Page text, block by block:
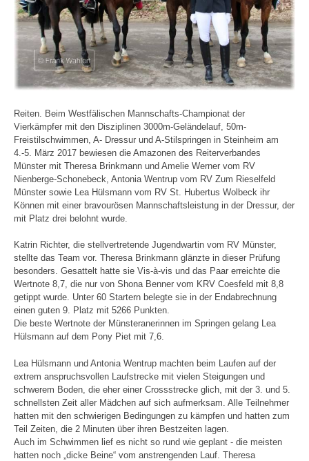
Reiten. Beim Westfälischen Mannschafts-Championat der
Vierkämpfer mit den Disziplinen 3000m-Geländelauf, 50m-
Freistilschwimmen, A- Dressur und A-Stilspringen in Steinheim am
4.-5. März 2017 bewiesen die Amazonen des Reiterverbandes
Münster mit Theresa Brinkmann und Amelie Werner vom RV
Nienberge-Schonebeck, Antonia Wentrup vom RV Zum Rieselfeld
Münster sowie Lea Hülsmann vom RV St. Hubertus Wolbeck ihr
Können mit einer bravourösen Mannschaftsleistung in der Dressur, der
mit Platz drei belohnt wurde.
Katrin Richter, die stellvertretende Jugendwartin vom RV Münster,
stellte das Team vor. Theresa Brinkmann glänzte in dieser Prüfung
besonders. Gesattelt hatte sie Vis-à-vis und das Paar erreichte die
Wertnote 8,7, die nur von Shona Benner vom KRV Coesfeld mit 8,8
getippt wurde. Unter 60 Startern belegte sie in der Endabrechnung
einen guten 9. Platz mit 5266 Punkten.
Die beste Wertnote der Münsteranerinnen im Springen gelang Lea
Hülsmann auf dem Pony Piet mit 7,6.
Lea Hülsmann und Antonia Wentrup machten beim Laufen auf der
extrem anspruchsvollen Laufstrecke mit vielen Steigungen und
schwerem Boden, die eher einer Crossstrecke glich, mit der 3. und 5.
schnellsten Zeit aller Mädchen auf sich aufmerksam. Alle Teilnehmer
hatten mit den schwierigen Bedingungen zu kämpfen und hatten zum
Teil Zeiten, die 2 Minuten über ihren Bestzeiten lagen.
Auch im Schwimmen lief es nicht so rund wie geplant - die meisten
hatten noch „dicke Beine“ vom anstrengenden Lauf. Theresa